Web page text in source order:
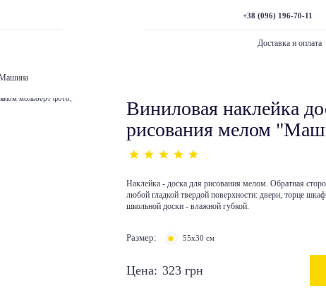
+38 (096) 196-70-11
Доставка и оплата
Машина
Виниловая наклейка
рисования мелом
Наклейка - доска для рисования мелом. Обратная
любой гладкой твердой поверхности: двери, торце
школьной доски - влажной губкой.
Размер: 55х30 см
Цена: 323 грн